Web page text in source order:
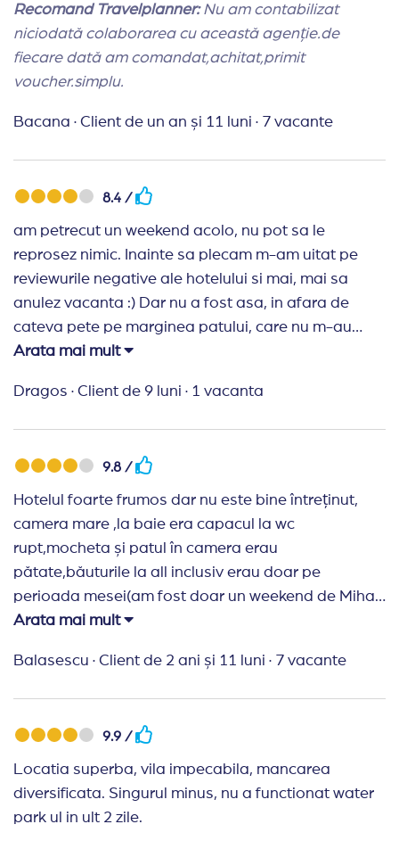
de calitate slabă – multe preparate par a fi
semipreparate (prăjeli din produse congelate).
Există și câteva opțiuni acceptabile, dar per total
aș acorda nota 6. Cafeaua și sucurile sunt de slabă
diluate, servite în pahare de plastic sau carton.
deteriorate, miros neplăcut). Personalul pare
dezavantaj, în funcție de preferințe
Recomand Travelplanner:Nu am contabilizat
niciodată colaborarea cu această agenție.de
fiecare dată am comandat,achitat,primit
voucher.simplu.
Bacana · Client de un an și 11 luni · 7 vacante
8.4 /
am petrecut un weekend acolo, nu pot sa le
reprosez nimic. Inainte sa plecam m-am uitat pe
reviewurile negative ale hotelului si mai, mai sa
anulez vacanta :) Dar nu a fost asa, in afara de
cateva pete pe marginea patului, care nu m-au
deranjat deloc, nu pot sa spun ca am vazut mizerie.
Singurul lucru in minus a fost perioada in care am
Recomand Travelplanner:
agentia pentru ca nu a fost nevoie, insa mi-a placut
faptul ca mi-au trimis informatii despre calatorie,
hotel, locatie, vreme. Cu siguranta o sa-i recomand
mai departe, mai ales ca au reduceri substantiale!
Arata mai mult
Dragos · Client de 9 luni · 1 vacanta
9.8 /
Hotelul foarte frumos dar nu este bine întreținut,
camera mare ,la baie era capacul la wc
rupt,mocheta și patul în camera erau
pătate,băuturile la all inclusiv erau doar pe
perioada mesei(am fost doar un weekend de Mihai
și Gavril).Mi-a plăcut foarte mult zona de spa și ca
parcarea a fost gratuita la hotel .Fără micile
Arata mai mult
Balasescu · Client de 2 ani și 11 luni · 7 vacante
9.9 /
Locatia superba, vila impecabila, mancarea
diversificata. Singurul minus, nu a functionat water
park ul in ult 2 zile.